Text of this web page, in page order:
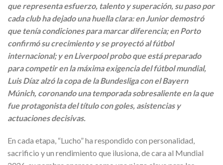
que representa esfuerzo, talento y superación, su paso por
cada club ha dejado una huella clara: en Junior demostró
que tenía condiciones para marcar diferencia; en Porto
confirmó su crecimiento y se proyectó al fútbol
internacional; y en Liverpool probo que está preparado
para competir en la máxima exigencia del fútbol mundial,
Luis Díaz alzó la copa de la Bundesliga con el Bayern
Múnich, coronando una temporada sobresaliente en la que
fue protagonista del título con goles, asistencias y
actuaciones decisivas.
En cada etapa, “Lucho” ha respondido con personalidad,
sacrificio y un rendimiento que ilusiona, de cara al Mundial